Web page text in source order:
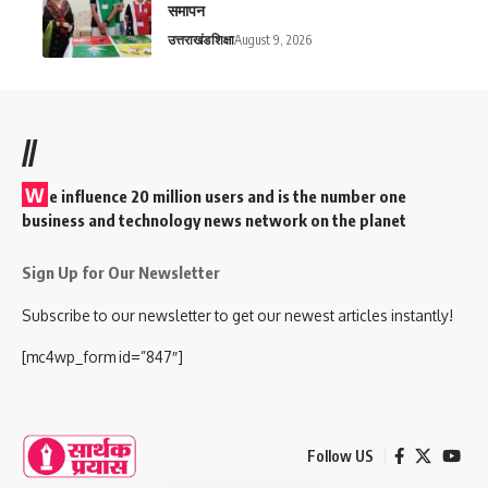
समापन
उत्तराखंडशिक्षाAugust 9, 2026
//
W e influence 20 million users and is the number one
business and technology news network on the planet
Sign Up for Our Newsletter
Subscribe to our newsletter to get our newest articles instantly!
[mc4wp_form id=”847″]
Follow US